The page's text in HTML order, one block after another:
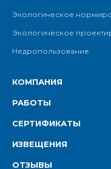
Экологическое
Экологическое
Недропользование
КОМПАНИЯ
РАБОТЫ
СЕРТИФИКАТЫ
ИЗВЕЩЕНИЯ
ОТЗЫВЫ